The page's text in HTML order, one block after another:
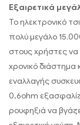
Εξαιρετικά
Το ηλεκτρονικό
πολύ μεγάλο
στους χρήστες να
χρονικό
εναλλαγής
0,6ohm
ρουφηξιά να